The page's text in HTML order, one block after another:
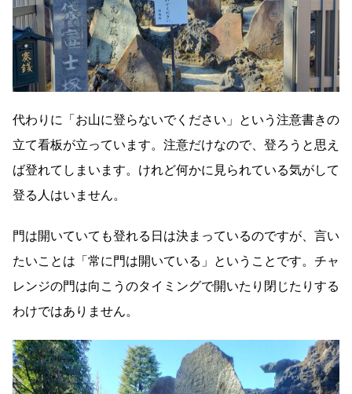
代わりに「お山に登らないでください」という注意書きの
立て看板が立っています。注意だけなので、登ろうと思え
ば登れてしまいます。けれど何かに見られている気がして
登る人はいません。
門は開いていても登れる日は決まっているのですが、言い
たいことは「常に門は開いている」ということです。チャ
レンジの門は向こうのタイミングで開いたり閉じたりする
わけではありません。